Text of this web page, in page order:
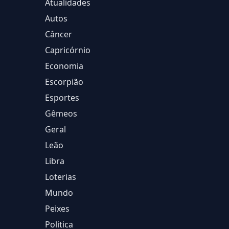
Atualidades
Autos
Câncer
Capricórnio
Economia
Escorpião
Esportes
Gêmeos
Geral
Leão
Libra
Loterias
Mundo
Peixes
Politica